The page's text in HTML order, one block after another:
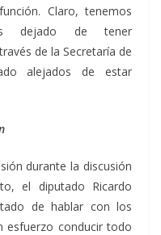
Claro, tenemos
dejado de tener
de la Secretaría de
alejados de estar
durante la discusión
el diputado Ricardo
de hablar con los
esfuerzo conducir todo